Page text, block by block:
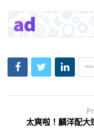
太爽啦！麟洋配